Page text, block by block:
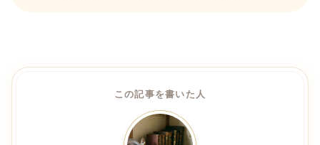
この記事を書いた人